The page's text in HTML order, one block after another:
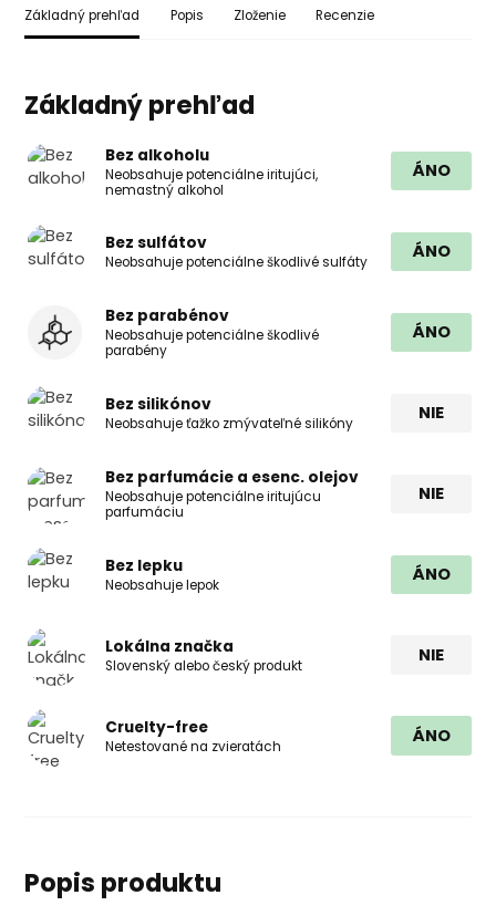
Základný prehľad Popis Zloženie Recenzie
Základný prehľad
Bez alkoholu
Neobsahuje potenciálne iritujúci,
nemastný alkohol
ÁNO
Bez sulfátov
Neobsahuje potenciálne škodlivé sulfáty
ÁNO
Bez parabénov
Neobsahuje potenciálne škodlivé
parabény
ÁNO
Bez silikónov
Neobsahuje ťažko zmývateľné silikóny
NIE
Bez parfumácie a esenc. olejov
Neobsahuje potenciálne iritujúcu
parfumáciu
NIE
Bez lepku
Neobsahuje lepok
ÁNO
Lokálna značka
Slovenský alebo český produkt
NIE
Cruelty-free
Netestované na zvieratách
ÁNO
Popis produktu